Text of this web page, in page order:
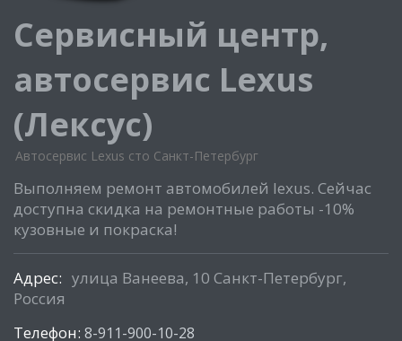
Сервисный центр,
автосервис Lexus
(Лексус)
Автосервис Lexus сто Санкт-Петербург
Выполняем ремонт автомобилей lexus. Сейчас
доступна скидка на ремонтные работы -10%
кузовные и покраска!
Адрес: улица Ванеева, 10 Санкт-Петербург,
Россия
Телефон: 8-911-900-10-28